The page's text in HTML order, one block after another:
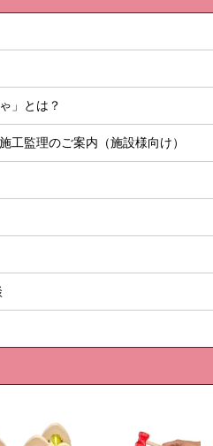
」とは？
工監理のご案内（施設様向け）